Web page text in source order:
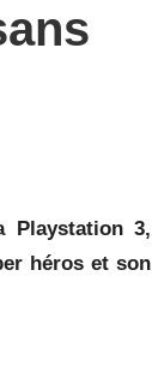
Playstation 3,
héros et son